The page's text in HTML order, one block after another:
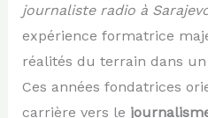
journaliste radio à
expérience formatrice
réalités du terrain dans
Ces années fondatrices
carrière vers le